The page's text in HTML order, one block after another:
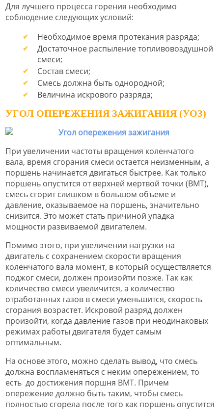
Для лучшего процесса горения необходимо
соблюдение следующих условий:
Необходимое время протекания разряда;
Достаточное распыление топливовоздушной
смеси;
Состав смеси;
Смесь должна быть однородной;
Величина искрового разряда;
УГОЛ ОПЕРЕЖЕНИЯ ЗАЖИГАНИЯ (УОЗ)
При увеличении частоты вращения коленчатого
вала, время сгорания смеси остается неизменным, а
поршень начинается двигаться быстрее. Как только
поршень опустится от верхней мертвой точки (ВМТ),
смесь сгорит слишком в большом объеме и
давление, оказываемое на поршень, значительно
снизится. Это может стать причиной упадка
мощности развиваемой двигателем.
Помимо этого, при увеличении нагрузки на
двигатель с сохранением скорости вращения
коленчатого вала момент, в который осуществляется
поджог смеси, должен произойти позже. Так как
количество смеси увеличится, а количество
отработанных газов в смеси уменьшится, скорость
сгорания возрастет. Искровой разряд должен
произойти, когда давление газов при неодинаковых
режимах работы двигателя будет самым
оптимальным.
На основе этого, можно сделать вывод, что смесь
должна воспламеняться с неким опережением, то
есть до достижения поршня ВМТ. Причем
опережение должно быть таким, чтобы смесь
полностью сгорела после того как поршень опустится